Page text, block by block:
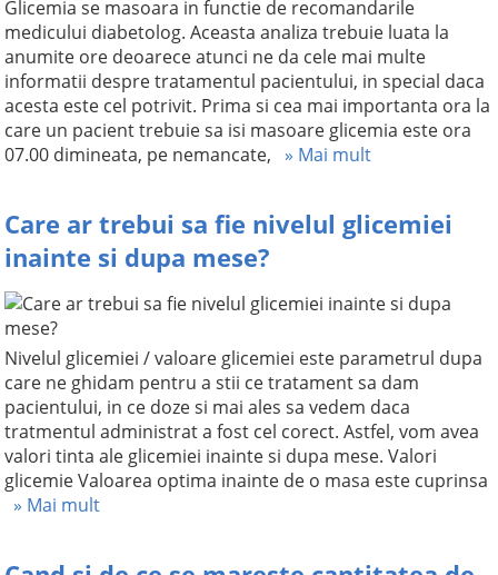
Glicemia se masoara in functie de recomandarile
medicului diabetolog. Aceasta analiza trebuie luata la
anumite ore deoarece atunci ne da cele mai multe
informatii despre tratamentul pacientului, in special daca
acesta este cel potrivit. Prima si cea mai importanta ora la
care un pacient trebuie sa isi masoare glicemia este ora
07.00 dimineata, pe nemancate, » Mai mult
Care ar trebui sa fie nivelul glicemiei
inainte si dupa mese?
Nivelul glicemiei / valoare glicemiei este parametrul dupa
care ne ghidam pentru a stii ce tratament sa dam
pacientului, in ce doze si mai ales sa vedem daca
tratmentul administrat a fost cel corect. Astfel, vom avea
valori tinta ale glicemiei inainte si dupa mese. Valori
glicemie Valoarea optima inainte de o masa este cuprinsa
» Mai mult